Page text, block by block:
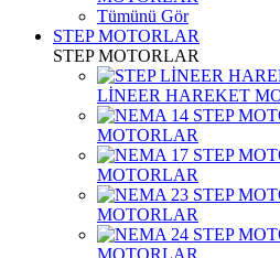
Tümünü Gör
STEP MOTORLAR
STEP MOTORLAR
LİNEER HAREKET
MOTORLAR
MOTORLAR
MOTORLAR
MOTORLAR